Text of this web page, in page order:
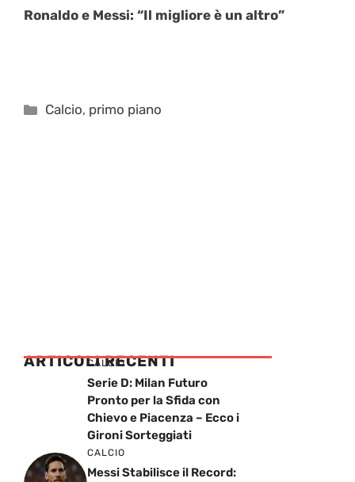
Ronaldo e Messi: “Il migliore è un altro”
Categorie
Calcio, primo piano
ARTICOLI RECENTI
CALCIO
Serie D: Milan Futuro
Pronto per la Sfida con
Chievo e Piacenza – Ecco i
Gironi Sorteggiati
CALCIO
Messi Stabilisce il Record: